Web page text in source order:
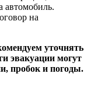
автомобиль.
на
уточнять
эвакуации могут
пробок и погоды.